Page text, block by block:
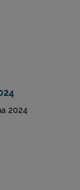
2024